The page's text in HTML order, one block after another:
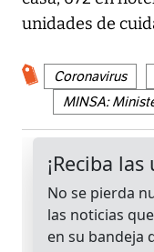
unidades de
Coronavirus
MINSA: